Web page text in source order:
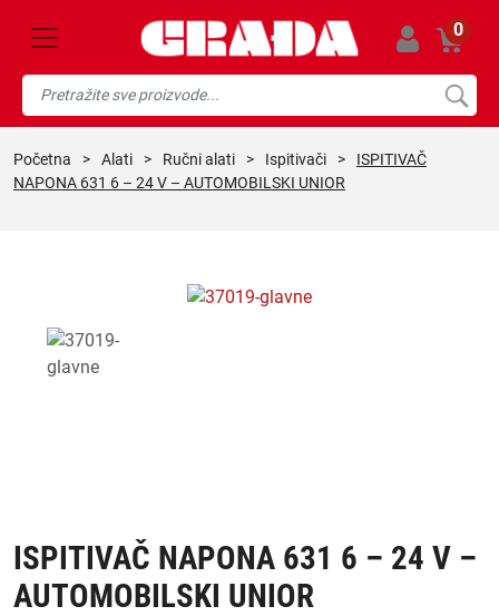
0
početna > alati > ručni alati > ispitivači >
ISPITIVAČ
NAPONA 631 6 – 24 V – AUTOMOBILSKI UNIOR
ISPITIVAČ NAPONA 631 6 – 24 V –
AUTOMOBILSKI UNIOR